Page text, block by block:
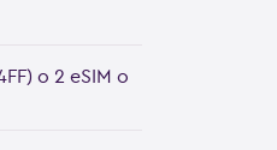
o 2 eSIM o